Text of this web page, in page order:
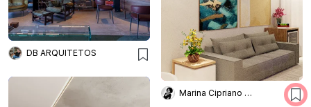
DB ARQUITETOS
Marina Cipriano Arquitetura